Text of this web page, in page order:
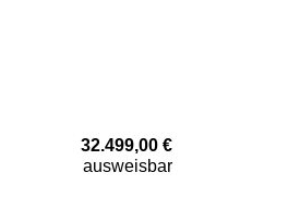
32.499,00 €
ausweisbar